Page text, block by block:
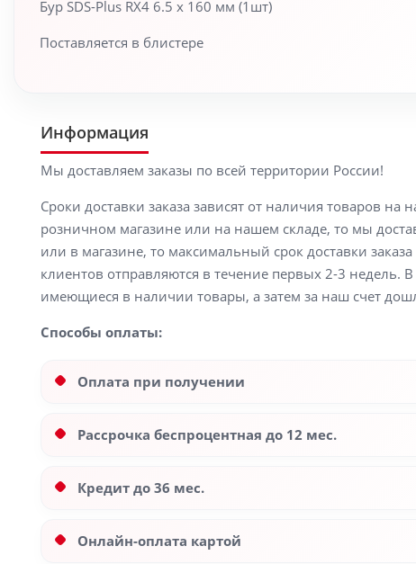
Бур SDS-Plus RX4 6.5 x 160 мм (1шт)
Поставляется в блистере
Информация
Мы доставляем заказы по всей территории России!
Сроки доставки заказа зависят от наличия товаров
розничном магазине или на нашем складе, то мы
или в магазине, то максимальный срок доставки
клиентов отправляются в течение первых 2-3 недель.
имеющиеся в наличии товары, а затем за наш счет
Способы оплаты:
Оплата при получении
Рассрочка беспроцентная до 12 мес.
Кредит до 36 мес.
Онлайн-оплата картой